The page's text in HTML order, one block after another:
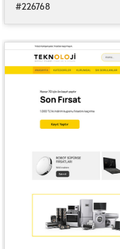
#226768